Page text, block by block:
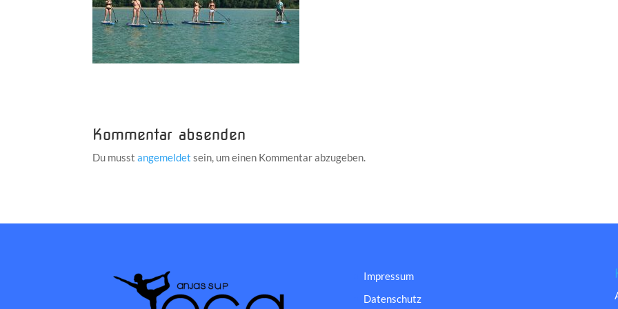
Kommentar absenden
Du musstangemeldet sein, um einen Kommentar abzugeben.
Impressum
Datenschutz